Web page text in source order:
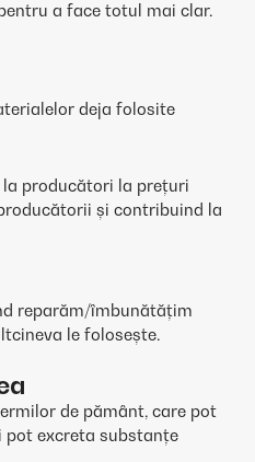
a face totul mai clar.
deja folosite
la producători la prețuri
și contribuind la
reparăm/îmbunătățim
le folosește.
de pământ, care pot
pot excreta substanțe